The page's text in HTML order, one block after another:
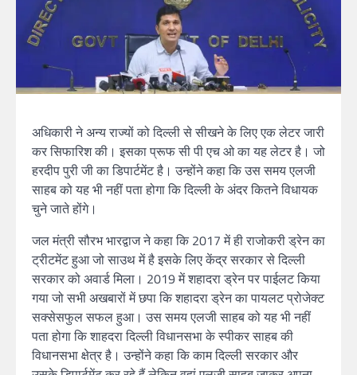
अधिकारी ने अन्य राज्यों को दिल्ली से सीखने के लिए एक लेटर जारी
कर सिफारिश की। इसका प्रूफ सी पी एच ओ का यह लेटर है। जो
हरदीप पुरी जी का डिपार्टमेंट है। उन्होंने कहा कि उस समय एलजी
साहब को यह भी नहीं पता होगा कि दिल्ली के अंदर कितने विधायक
चुने जाते होंगे।
जल मंत्री सौरभ भारद्वाज ने कहा कि 2017 में ही राजोकरी ड्रेन का
ट्रीटमेंट हुआ जो साउथ में है इसके लिए केंद्र सरकार से दिल्ली
सरकार को अवार्ड मिला। 2019 में शहादरा ड्रेन पर पाईलट किया
गया जो सभी अखबारों में छपा कि शहादरा ड्रेन का पायलट प्रोजेक्ट
सक्सेसफुल सफल हुआ। उस समय एलजी साहब को यह भी नहीं
पता होगा कि शाहदरा दिल्ली विधानसभा के स्पीकर साहब की
विधानसभा क्षेत्र है। उन्होंने कहा कि काम दिल्ली सरकार और